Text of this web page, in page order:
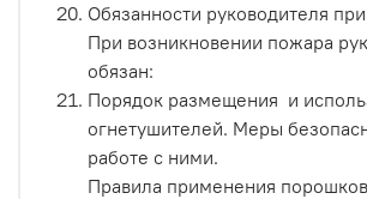
Обязанности руководителя
При возникновении пожара
обязан:
Порядок размещения и
огнетушителей. Меры
работе с ними.
Правила применения